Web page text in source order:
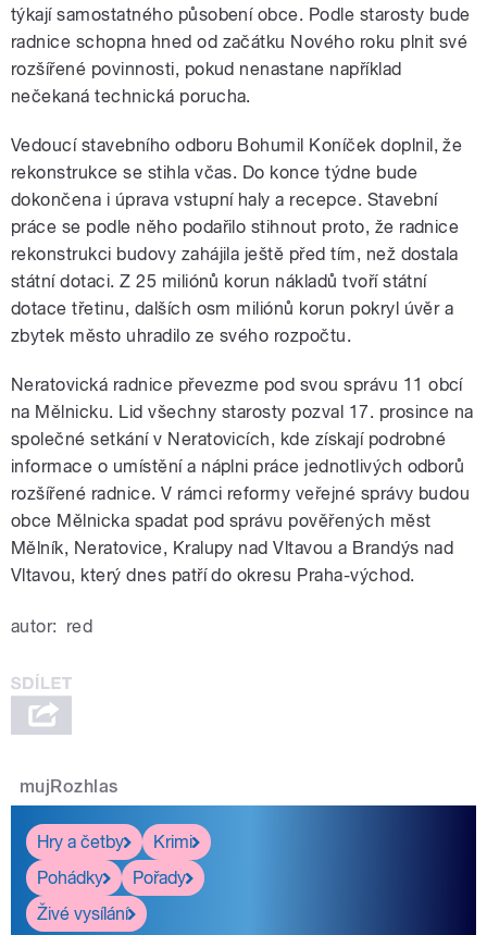
týkají samostatného působení obce. Podle starosty bude
radnice schopna hned od začátku Nového roku plnit své
rozšířené povinnosti, pokud nenastane například
nečekaná technická porucha.
Vedoucí stavebního odboru Bohumil Koníček doplnil, že
rekonstrukce se stihla včas. Do konce týdne bude
dokončena i úprava vstupní haly a recepce. Stavební
práce se podle něho podařilo stihnout proto, že radnice
rekonstrukci budovy zahájila ještě před tím, než dostala
státní dotaci. Z 25 miliónů korun nákladů tvoří státní
dotace třetinu, dalších osm miliónů korun pokryl úvěr a
zbytek město uhradilo ze svého rozpočtu.
Neratovická radnice převezme pod svou správu 11 obcí
na Mělnicku. Lid všechny starosty pozval 17. prosince na
společné setkání v Neratovicích, kde získají podrobné
informace o umístění a náplni práce jednotlivých odborů
rozšířené radnice. V rámci reformy veřejné správy budou
obce Mělnicka spadat pod správu pověřených měst
Mělník, Neratovice, Kralupy nad Vltavou a Brandýs nad
Vltavou, který dnes patří do okresu Praha-východ.
autor: red
mujRozhlas
Hry a četby
Krimi
Pohádky
Pořady
Živé vysílání